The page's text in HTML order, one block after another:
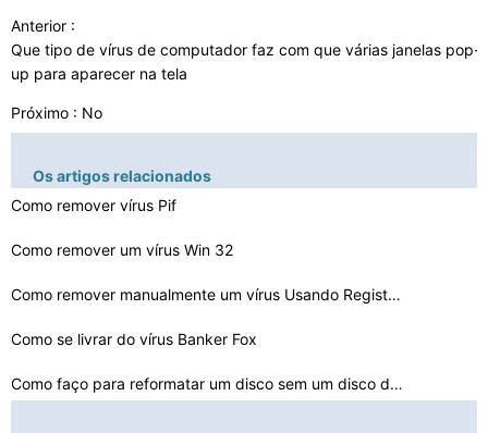
Anterior :
Que tipo de vírus de computador faz com que várias janelas pop-
up para aparecer na tela
Próximo : No
Os artigos relacionados
Como remover vírus Pif
Como remover um vírus Win 32
Como remover manualmente um vírus Usando Registry
Como se livrar do vírus Banker Fox
Como faço para reformatar um disco sem um disco de rec…